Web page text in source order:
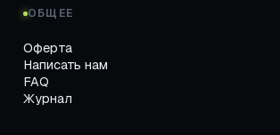
ОБЩЕЕ
Оферта
Написать нам
FAQ
Журнал